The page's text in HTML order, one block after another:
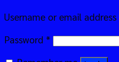
Username or email address
Password *